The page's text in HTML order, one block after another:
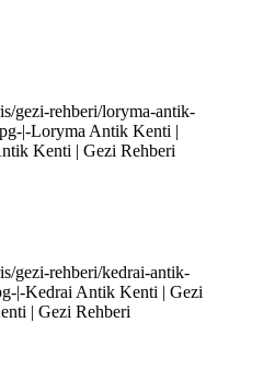
gezi-rehberi/loryma-antik-
|-Loryma Antik Kenti |
Kenti | Gezi Rehberi
gezi-rehberi/kedrai-antik-
|-Kedrai Antik Kenti | Gezi
| Gezi Rehberi